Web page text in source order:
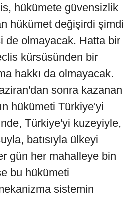
hükümete güvensizlik
hükümet değişirdi şimdi
de olmayacak. Hatta bir
kürsüsünden bir
hakkı da olmayacak.
sonra kazanan
hükümeti Türkiye'yi
Türkiye'yi kuzeyiyle,
batısıyla ülkeyi
gün her mahalleye bin
bu hükümeti
sistemin